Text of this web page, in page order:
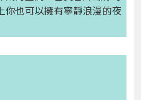
你也可以擁有寧靜浪漫的夜